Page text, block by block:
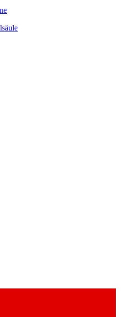
den B. Braun Produktkatalog mit
vorantreiben. Erfahren Sie mehr